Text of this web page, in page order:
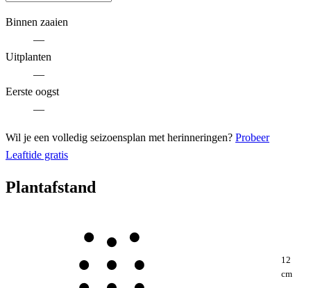
Binnen zaaien
—
Uitplanten
—
Eerste oogst
—
Wil je een volledig seizoensplan met herinneringen? Probeer
Leaftide gratis
Plantafstand
12
cm